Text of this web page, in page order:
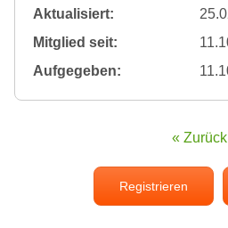
Aktualisiert:
Mitglied seit:
Aufgegeben:
« Zurück
Registrieren